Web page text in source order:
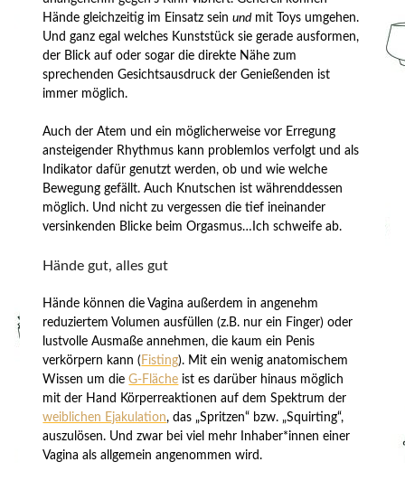
Hände gleichzeitig im Einsatz seinund mit Toys umgehen.
Und ganz egal welches Kunststück sie gerade ausformen,
der Blick auf oder sogar die direkte Nähe zum
sprechenden Gesichtsausdruck der Genießenden ist
immer möglich.
Auch der Atem und ein möglicherweise vor Erregung
ansteigender Rhythmus kann problemlos verfolgt und als
Indikator dafür genutzt werden, ob und wie welche
Bewegung gefällt. Auch Knutschen ist währenddessen
möglich. Und nicht zu vergessen die tief ineinander
versinkenden Blicke beim Orgasmus…Ich schweife ab.
Hände gut, alles gut
Hände können die Vagina außerdem in angenehm
reduziertem Volumen ausfüllen (z.B. nur ein Finger) oder
lustvolle Ausmaße annehmen, die kaum ein Penis
verkörpern kann ( Fisting). Mit ein wenig anatomischem
Wissen um dieG-Fläche ist es darüber hinaus möglich
mit der Hand Körperreaktionen auf dem Spektrum der
weiblichen Ejakulation, das „Spritzen“ bzw. „Squirting“,
auszulösen. Und zwar bei viel mehr Inhaber*innen einer
Vagina als allgemein angenommen wird.